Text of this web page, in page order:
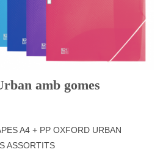
amb gomes
A4 + PP OXFORD URBAN
ASSORTITS